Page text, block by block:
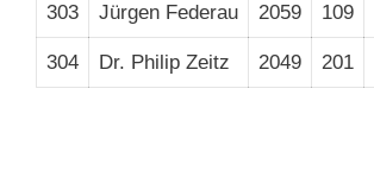
303 Jürgen Federau 2059 109
304 Dr. Philip Zeitz 2049 201